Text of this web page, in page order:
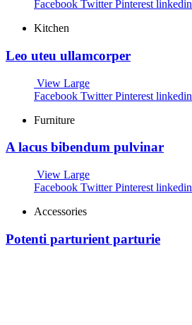
Facebook Twitter Pinterest linkedin
Kitchen
Leo uteu ullamcorper
View Large
Facebook Twitter Pinterest linkedin
Furniture
A lacus bibendum pulvinar
View Large
Facebook Twitter Pinterest linkedin
Accessories
Potenti parturient parturie